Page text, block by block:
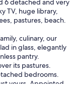
6 detached and very
TV, huge library,
pastures, beach.
culinary, our
in glass, elegantly
pantry.
its pastures.
bedrooms.
yours. Appointed